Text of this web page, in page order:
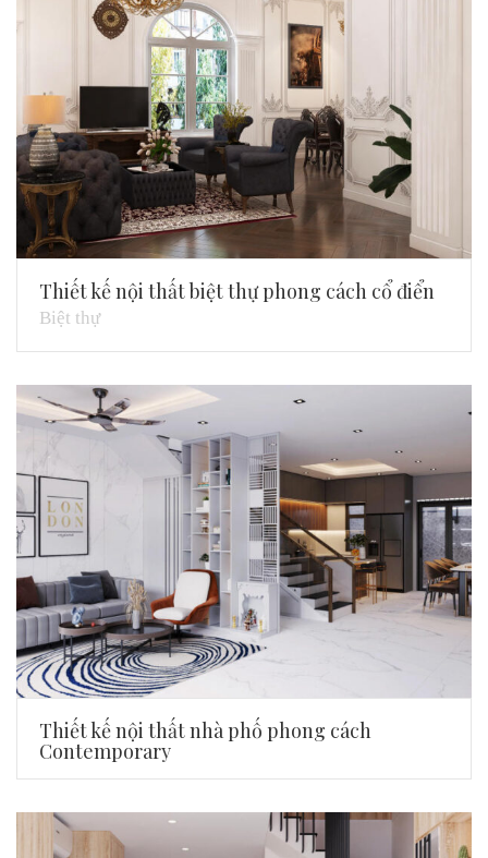
Thiết kế nội thất biệt thự phong cách cổ điển
Biệt thự
Thiết kế nội thất nhà phố phong cách
Contemporary